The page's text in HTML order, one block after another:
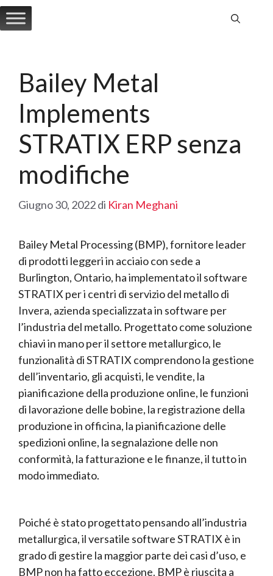
Vai
al
Bailey Metal
Implements
STRATIX ERP senza
modifiche
Giugno 30, 2022di Kiran Meghani
Bailey Metal Processing (BMP), fornitore leader
di prodotti leggeri in acciaio con sede a
Burlington, Ontario, ha implementato il software
STRATIX per i centri di servizio del metallo di
Invera, azienda specializzata in software per
l’industria del metallo. Progettato come soluzione
chiavi in mano per il settore metallurgico, le
funzionalità di STRATIX comprendono la gestione
dell’inventario, gli acquisti, le vendite, la
pianificazione della produzione online, le funzioni
di lavorazione delle bobine, la registrazione della
produzione in officina, la pianificazione delle
spedizioni online, la segnalazione delle non
conformità, la fatturazione e le finanze, il tutto in
modo immediato.
Poiché è stato progettato pensando all’industria
metallurgica, il versatile software STRATIX è in
grado di gestire la maggior parte dei casi d’uso, e
BMP non ha fatto eccezione. BMP è riuscita a